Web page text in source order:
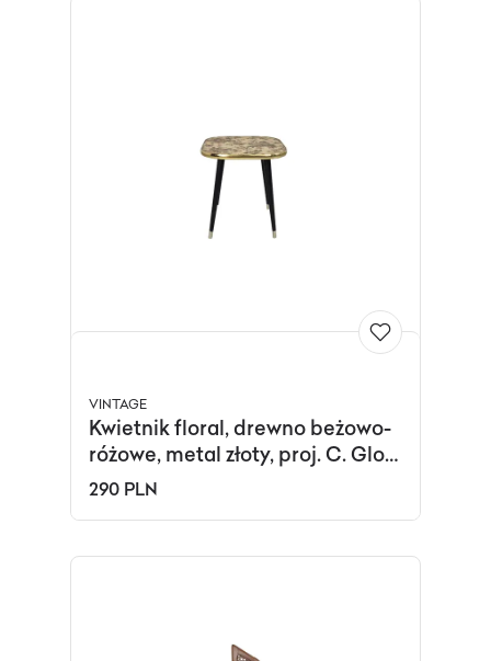
VINTAGE
Kwietnik floral, drewno beżowo-
różowe, metal złoty, proj. C. Glos
Arnold, Anglia, lata 60.
290 PLN